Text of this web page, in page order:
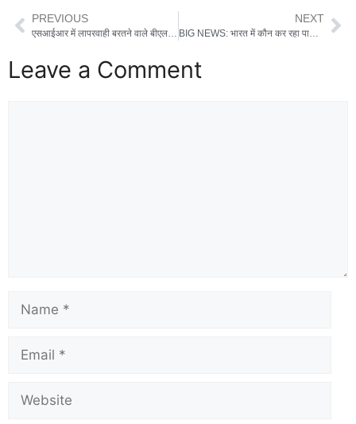
PREVIOUS
एसआईआर में लापरवाही बरतने वाले बीएलओ पर सख्त कार्रवाई, डीसी ने किया तत्काल प्रभाव से निलंबित
NEXT
BIG NEWS: भारत में कौन कर रहा पाकिस्तान की पैरवी?
Leave a Comment